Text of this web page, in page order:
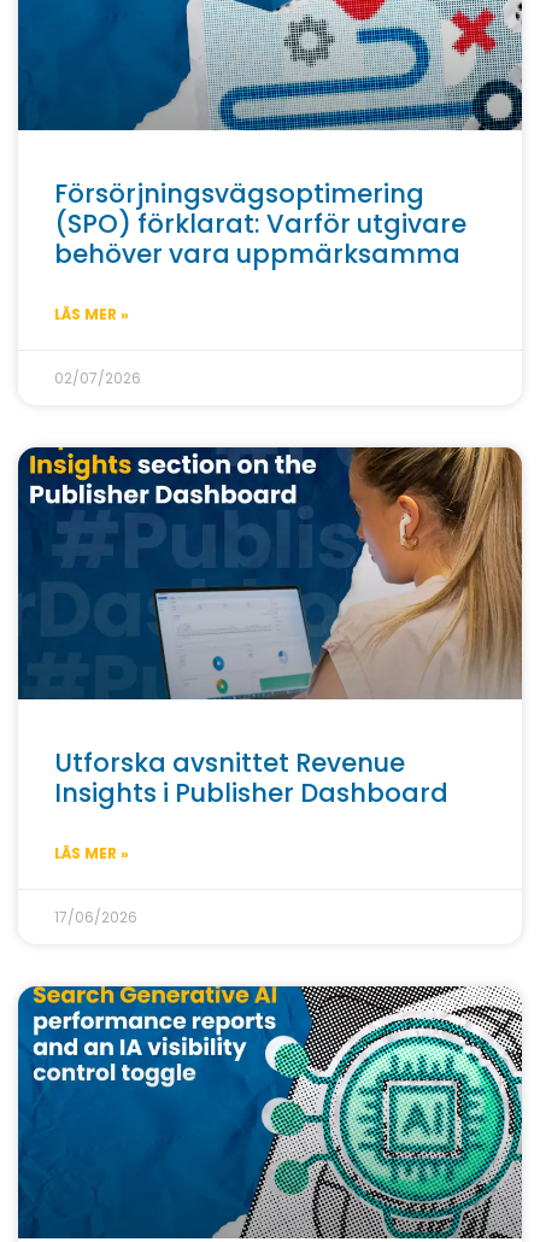
Försörjningsvägsoptimering
(SPO) förklarat: Varför utgivare
behöver vara uppmärksamma
LÄS MER »
02/07/2026
Utforska avsnittet Revenue
Insights i Publisher Dashboard
LÄS MER »
17/06/2026